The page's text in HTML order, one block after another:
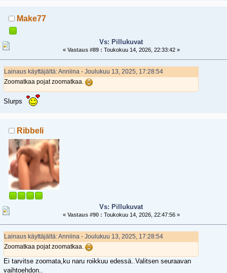
Make77
Vs: Pillukuvat
« Vastaus #89 : Toukokuu 14, 2026, 22:33:42 »
Lainaus käyttäjältä: Anniina - Joulukuu 13, 2025, 17:28:54
Zoomatkaa pojat zoomatkaa.
Slurps
Ribbeli
Vs: Pillukuvat
« Vastaus #90 : Toukokuu 14, 2026, 22:47:56 »
Lainaus käyttäjältä: Anniina - Joulukuu 13, 2025, 17:28:54
Zoomatkaa pojat zoomatkaa.
Ei tarvitse zoomata,ku naru roikkuu edessä..Valitsen seuraavan
vaihtoehdon..